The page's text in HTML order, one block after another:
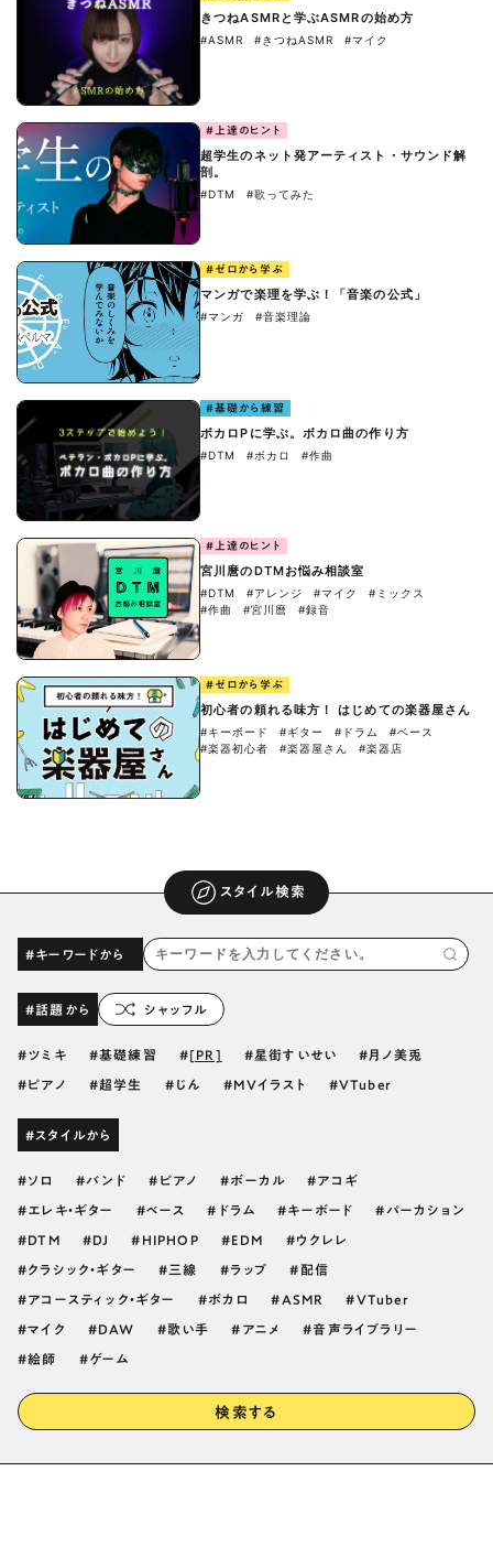
きつねASMRと学ぶASMRの始め方
#ASMR #きつねASMR #マイク
#上達のヒント
超学生のネット発アーティスト・サウンド解
剖。
#DTM #歌ってみた
#ゼロから学ぶ
マンガで楽理を学ぶ！「音楽の公式」
#マンガ #音楽理論
#基礎から練習
ボカロPに学ぶ。ボカロ曲の作り方
#DTM #ボカロ #作曲
#上達のヒント
宮川麿のDTMお悩み相談室
#DTM #アレンジ #マイク
#ミックス
#作曲
#宮川麿 #録音
#ゼロから学ぶ
初心者の頼れる味方！ はじめての楽器屋さん
#キーボード #ギター #ドラム
#ベース
#楽器初心者
#楽器屋さん #楽器店
スタイル検索
#キーワードから
#話題から シャッフル
ツミキ 基礎練習 [PR] 星街すいせい 月ノ美兎
ピアノ 超学生 じん MVイラスト VTuber
#スタイルから
ソロ バンド ピアノ ボーカル アコギ
エレキ・ギター ベース ドラム キーボード パーカション
DTM DJ HIPHOP EDM ウクレレ
クラシック・ギター 三線 ラップ 配信
アコースティック・ギター ボカロ ASMR VTuber
マイク DAW 歌い手 アニメ 音声ライブラリー
絵師 ゲーム
検索する